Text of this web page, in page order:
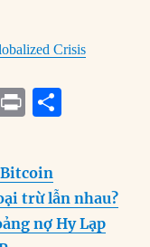
Crisis
e
P
n
t
re
trừ lẫn nhau?
nợ Hy Lạp